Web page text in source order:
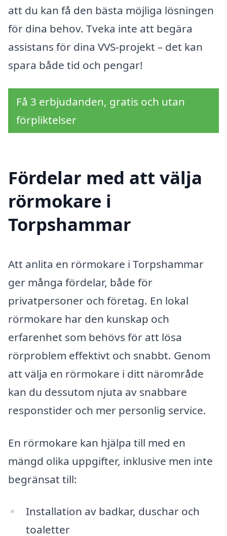
att du kan få den bästa möjliga lösningen
för dina behov. Tveka inte att begära
assistans för dina VVS-projekt – det kan
spara både tid och pengar!
Få 3 erbjudanden, gratis och utan
förpliktelser
Fördelar med att välja
rörmokare i
Torpshammar
Att anlita en rörmokare i Torpshammar
ger många fördelar, både för
privatpersoner och företag. En lokal
rörmokare har den kunskap och
erfarenhet som behövs för att lösa
rörproblem effektivt och snabbt. Genom
att välja en rörmokare i ditt närområde
kan du dessutom njuta av snabbare
responstider och mer personlig service.
En rörmokare kan hjälpa till med en
mängd olika uppgifter, inklusive men inte
begränsat till:
Installation av badkar, duschar och
toaletter